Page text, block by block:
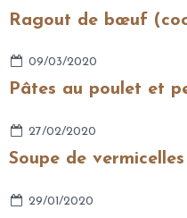
Ragout de bœuf
09/03/2020
Pâtes au poulet et
27/02/2020
Soupe de
29/01/2020